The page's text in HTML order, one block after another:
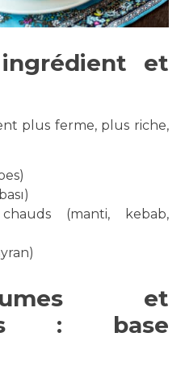
et
plus ferme, plus riche,
(manti, kebab,
et
: base